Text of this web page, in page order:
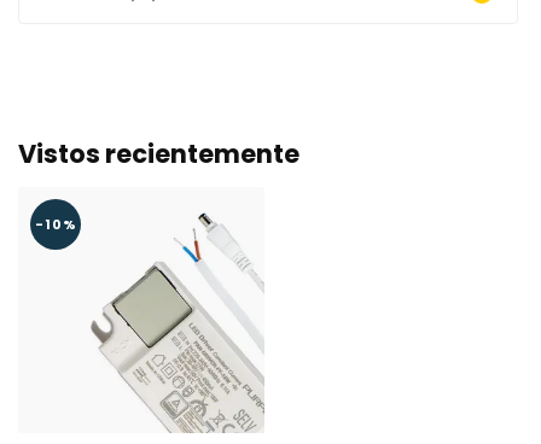
Vistos recientemente
-10%